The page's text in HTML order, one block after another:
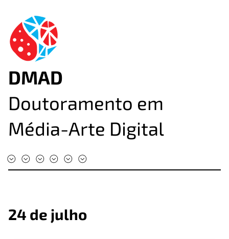
DMAD
Doutoramento em
Média-Arte Digital
24 de julho